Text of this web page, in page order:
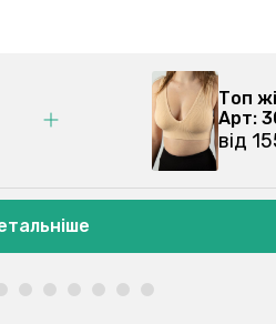
Детальніше